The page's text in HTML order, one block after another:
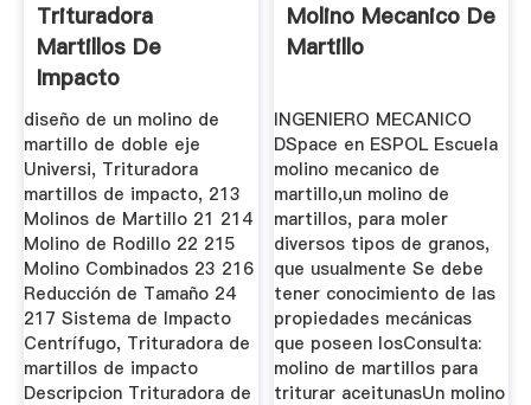
Trituradora
Martillos De
Impacto
diseño de un molino de
martillo de doble eje
Universi, Trituradora
martillos de impacto, 213
Molinos de Martillo 21 214
Molino de Rodillo 22 215
Molino Combinados 23 216
Reducción de Tamaño 24
217 Sistema de Impacto
Centrífugo, Trituradora de
martillos de impacto
Descripcion Trituradora de
Molino Mecanico De
Martillo
INGENIERO MECANICO
DSpace en ESPOL Escuela
molino mecanico de
martillo,un molino de
martillos, para moler
diversos tipos de granos,
que usualmente Se debe
tener conocimiento de las
propiedades mecánicas
que poseen losConsulta:
molino de martillos para
triturar aceitunasUn molino